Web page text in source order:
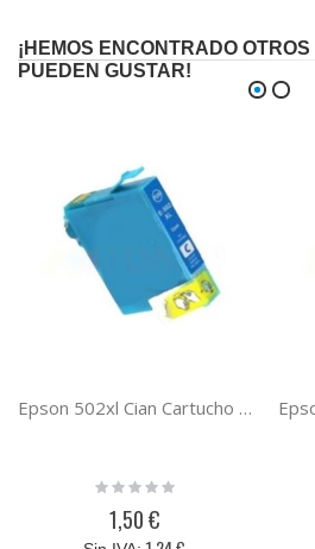
¡HEMOS ENCONTRADO
PUEDEN GUSTAR!
Epson 502xl Cian Cartucho de tinta compatible
Rating:
1,50 €